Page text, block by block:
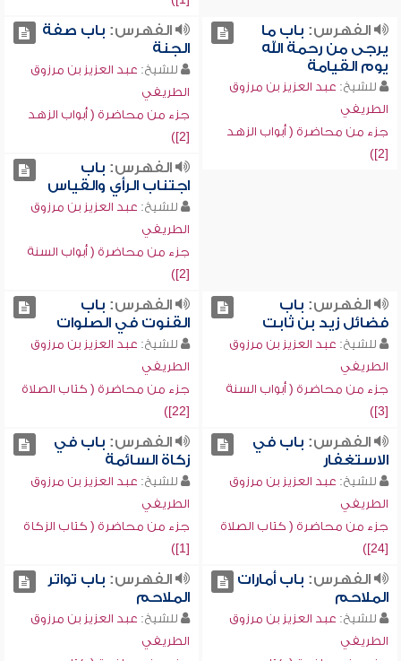
الفهرس: باب ما
يرجى من رحمة الله
يوم القيامة
للشيخ: عبد العزيز بن مرزوق
الطريفي
جزء من محاضرة ( أبواب الزهد
[2])
الفهرس: باب صفة
الجنة
للشيخ: عبد العزيز بن مرزوق
الطريفي
جزء من محاضرة ( أبواب الزهد
[2])
الفهرس: باب
اجتناب الرأي والقياس
للشيخ: عبد العزيز بن مرزوق
الطريفي
جزء من محاضرة ( أبواب السنة
[2])
الفهرس: باب
فضائل زيد بن ثابت
للشيخ: عبد العزيز بن مرزوق
الطريفي
جزء من محاضرة ( أبواب السنة
[3])
الفهرس: باب
القنوت في الصلوات
للشيخ: عبد العزيز بن مرزوق
الطريفي
جزء من محاضرة ( كتاب الصلاة
[22])
الفهرس: باب في
الاستغفار
للشيخ: عبد العزيز بن مرزوق
الطريفي
جزء من محاضرة ( كتاب الصلاة
[24])
الفهرس: باب في
زكاة السائمة
للشيخ: عبد العزيز بن مرزوق
الطريفي
جزء من محاضرة ( كتاب الزكاة
[1])
الفهرس: باب أمارات
الملاحم
للشيخ: عبد العزيز بن مرزوق
الطريفي
الفهرس: باب تواتر
الملاحم
للشيخ: عبد العزيز بن مرزوق
الطريفي